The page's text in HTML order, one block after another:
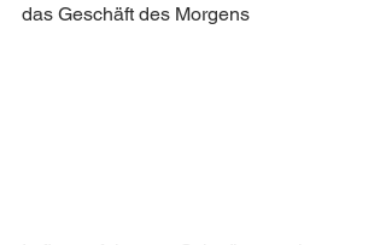
das Geschäft des Morgens